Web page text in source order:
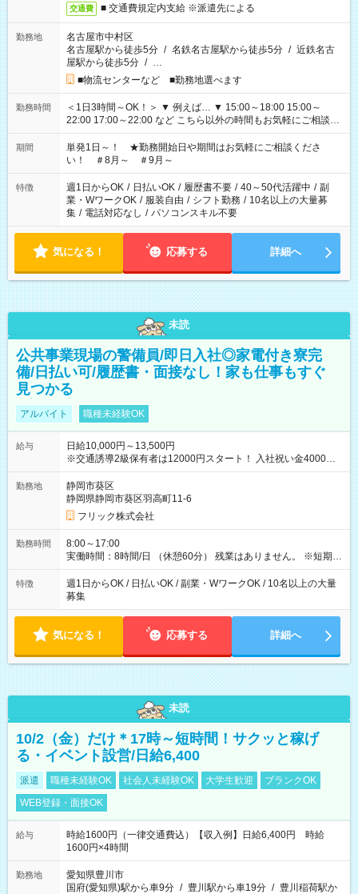
交通費 ■ 交通費規定内支給 ※派遣先による
勤務地
名古屋市中村区
名古屋駅から徒歩5分 / 名鉄名古屋駅から徒歩5分 / 近鉄名古
屋駅から徒歩5分 / …
■物流センターなど ■勤務地選べます
勤務時間
＜1日3時間～OK！＞ ▼ 例えば… ▼ 15:00～18:00 15:00～
22:00 17:00～22:00 など こちら以外の時間もお気軽にご相談く
ださい！
期間
単発1日～！ ★勤務開始日や期間はお気軽にご相談くださ
い！ ＃8月～ ＃9月～
特徴 週1日からOK / 日払いOK / 履歴書不要 / 40～50代活躍中 / 副
業・WワークOK / 服装自由 / シフト勤務 / 10名以上の大量募
集 / 電話対応なし / パソコンスキル不要
気になる！ 応募する 詳細へ
未読
公共事業現場の警備員/即日入社◎家電付き寮完
備/日払い可/履歴書・面接なし！家も仕事もすぐ
見つかる
アルバイト 職種未経験OK
給与
日給10,000円～13,500円
※交通誘導2級保有者は12000円スタート！ 入社祝い金4000円
【試用期間】試用期間なし
勤務地
静岡市葵区
静岡県静岡市葵区羽高町11-6
フリック株式会社
勤務時間
8:00～17:00
実働時間：8時間/日 （休憩60分） 残業はありません。 ※短期の
募集は行っておりません。予めご了承くださいませ。
特徴
週1日からOK / 日払いOK / 副業・WワークOK / 10名以上の大量
募集
気になる！ 応募する 詳細へ
未読
10/2（金）だけ＊17時～短時間！サクッと稼げ
る・イベント設営/日給6,400
派遣 職種未経験OK 社会人未経験OK 大学生歓迎
ブランクOK
WEB登録・面接OK
給与
時給1600円（一律交通費込）【収入例】日給6,400円 時給
1600円×4時間
勤務地
愛知県豊川市
国府(愛知県)駅から車9分 / 豊川駅から車19分 / 豊川稲荷駅か